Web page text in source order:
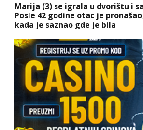
Marija (3) se igrala u dvorištu i
Posle 42 godine otac je
kada je saznao gde je bila